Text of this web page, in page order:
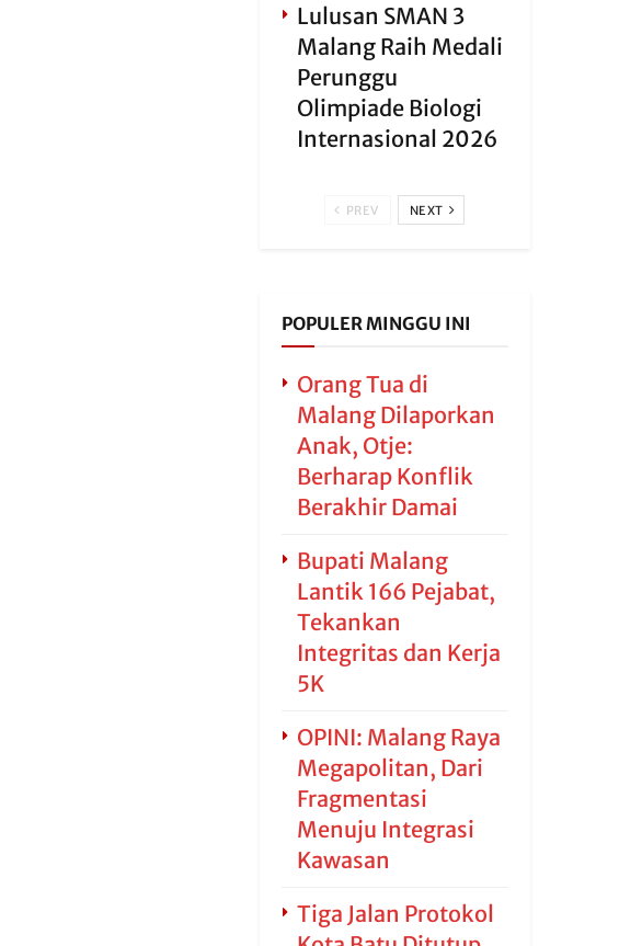
Lulusan SMAN 3
Malang Raih Medali
Perunggu
Olimpiade Biologi
Internasional 2026
PREV NEXT
POPULER MINGGU INI
Orang Tua di
Malang Dilaporkan
Anak, Otje:
Berharap Konflik
Berakhir Damai
Bupati Malang
Lantik 166 Pejabat,
Tekankan
Integritas dan Kerja
5K
OPINI: Malang Raya
Megapolitan, Dari
Fragmentasi
Menuju Integrasi
Kawasan
Tiga Jalan Protokol